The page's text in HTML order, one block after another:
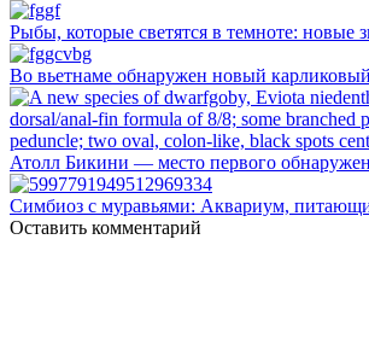
Рыбы, которые светятся в темноте: новые
Во вьетнаме обнаружен новый
Атолл Бикини — место первого
Симбиоз с муравьями: Аквариум,
Оставить комментарий